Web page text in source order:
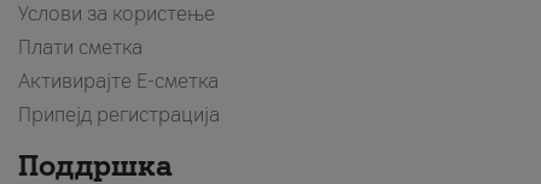
Услови за користење
Плати сметка
Активирајте Е-сметка
Припејд регистрација
Поддршка